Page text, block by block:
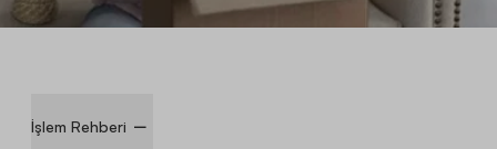
İşlem Rehberi